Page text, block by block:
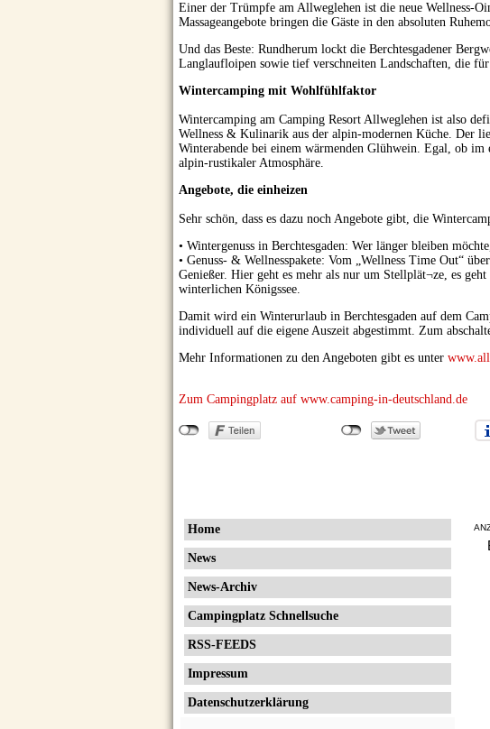
Einer der Trümpfe am Allweglehen ist die neue Wellness-
Massageangebote bringen die Gäste in den absoluten
Und das Beste: Rundherum lockt die Berchtesgadener
Langlaufloipen sowie tief verschneiten Landschaften, die
Wintercamping mit Wohlfühlfaktor
Wintercamping am Camping Resort Allweglehen ist also
Wellness & Kulinarik aus der alpin-modernen Küche. Der
Winterabende bei einem wärmenden Glühwein. Egal, ob
alpin-rustikaler Atmosphäre.
Angebote, die einheizen
Sehr schön, dass es dazu noch Angebote gibt, die
• Wintergenuss in Berchtesgaden: Wer länger bleiben
• Genuss- & Wellnesspakete: Vom „Wellness Time Out“
Genießer. Hier geht es mehr als nur um Stellplät¬ze, es
winterlichen Königssee.
Damit wird ein Winterurlaub in Berchtesgaden auf dem
individuell auf die eigene Auszeit abgestimmt. Zum
Mehr Informationen zu den Angeboten gibt es unter
Zum Campingplatz auf www.camping-in-deutschland.de
Home
News
News-Archiv
Campingplatz Schnellsuche
RSS-FEEDS
Impressum
Datenschutzerklärung